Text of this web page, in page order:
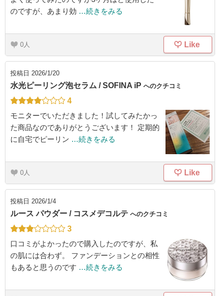
のですが、あまり効 …続きをみる
0 Like
投稿日 2026/1/20
水光ピーリング泡セラム / SOFINA iP へのクチコミ
4
モニターでいただきました！試してみたかっ
た商品なのでありがとうございます！ 定期的
に自宅でピーリン …続きをみる
0 Like
投稿日 2026/1/4
ルース パウダー / コスメデコルテ へのクチコミ
3
口コミがよかったので購入したのですが、私
の肌には合わず。 ファンデーションとの相性
もあると思うのです …続きをみる